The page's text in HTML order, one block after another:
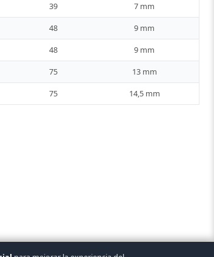
39 7 mm
48 9 mm
48 9 mm
75 13 mm
75 14,5 mm